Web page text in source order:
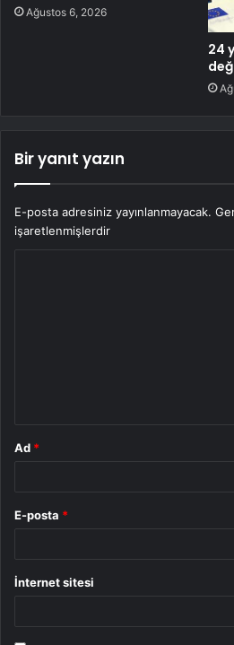
Ağustos 6, 2026
24
Bir yanıt yazın
E-posta adresiniz yayınlanmayacak.
işaretlenmişlerdir
Ad *
E-posta *
İnternet sitesi